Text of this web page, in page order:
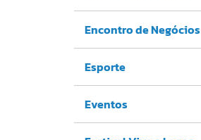
Encontro de Negócios
Esporte
Eventos